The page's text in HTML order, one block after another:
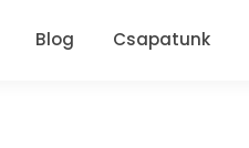
Blog Csapatunk